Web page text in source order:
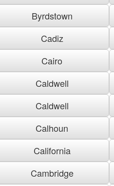
Byrdstown
Cadiz
Cairo
Caldwell
Caldwell
Calhoun
California
Cambridge